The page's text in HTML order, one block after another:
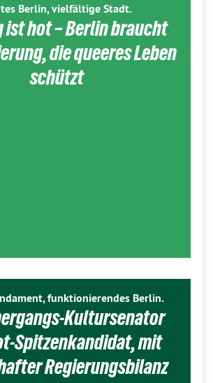
Berlin, vielfältige Stadt.
ist hot – Berlin braucht
die queeres Leben
schützt
funktionierendes Berlin.
Kultursenator
Spitzenkandidat, mit
Regierungsbilanz